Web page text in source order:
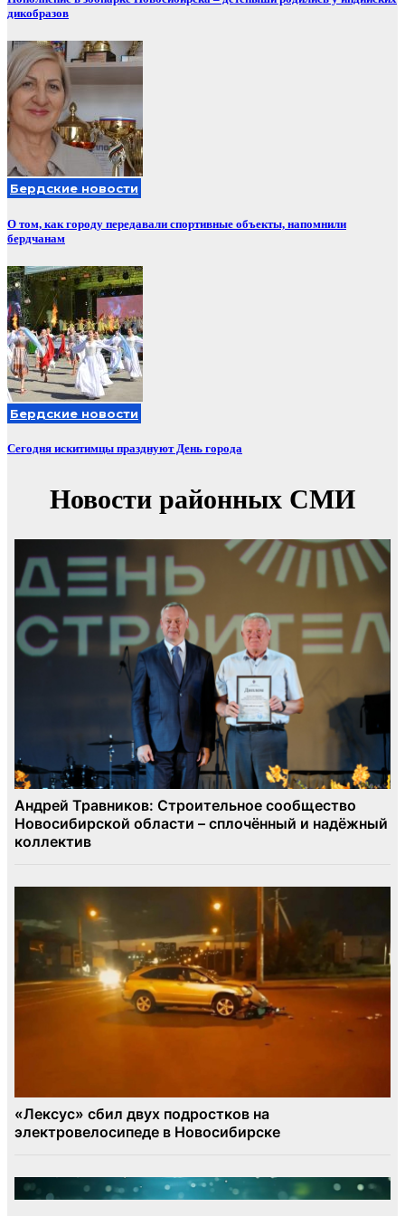
дикобразов
Бердские новости
О том, как городу передавали спортивные объекты, напомнили
бердчанам
Бердские новости
Сегодня искитимцы празднуют День города